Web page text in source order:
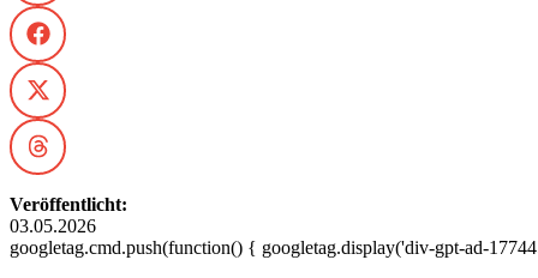
Veröffentlicht:
03.05.2026
googletag.cmd.push(function() { googletag.display('div-gpt-ad-